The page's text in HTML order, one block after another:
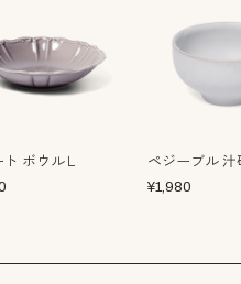
ト ボウルＬ
ペジーブル 汁
¥1,980